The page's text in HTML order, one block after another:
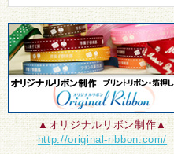
▲オリジナルリボン制作▲
http://original-ribbon.com/